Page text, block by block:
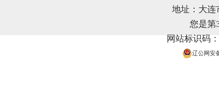
地址：大连
您是第
网站标识码
辽公网安